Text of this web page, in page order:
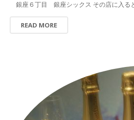
銀座６丁目 銀座シックス その店に入る
READ MORE